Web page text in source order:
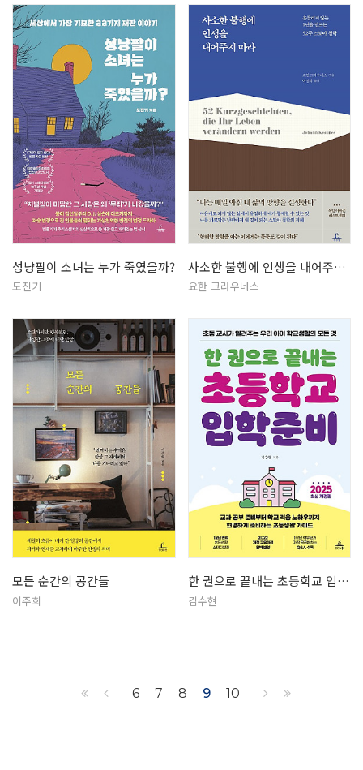
성냥팔이 소녀는 누가 죽였을까?
도진기
사소한 불행에 인생을 내어주지 마라
요한 크라우네스
모든 순간의 공간들
이주희
한 권으로 끝내는 초등학교 입학준비
김수현
6 7 8 9 10